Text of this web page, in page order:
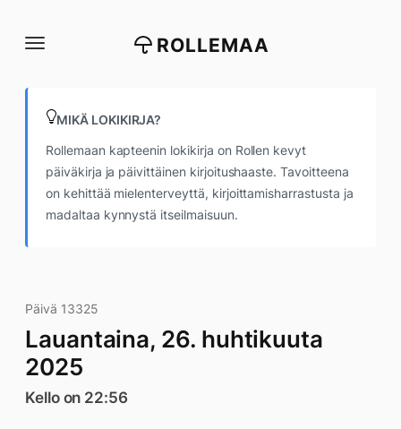
suoraan
ROLLEMAA
MIKÄ LOKIKIRJA?
Rollemaan kapteenin lokikirja on Rollen kevyt
päiväkirja ja päivittäinen kirjoitushaaste. Tavoitteena
on kehittää mielenterveyttä, kirjoittamisharrastusta ja
madaltaa kynnystä itseilmaisuun.
Päivä 13325
Lauantaina, 26. huhtikuuta
2025
Kello on 22:56